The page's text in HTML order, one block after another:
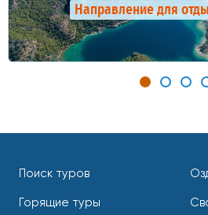
Направление для
Поиск туров
Горящие туры